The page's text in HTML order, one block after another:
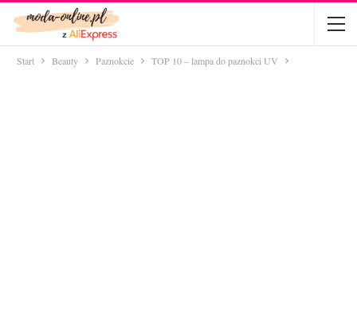
Start Beauty Paznokcie TOP 10 – lampa do paznokci UV